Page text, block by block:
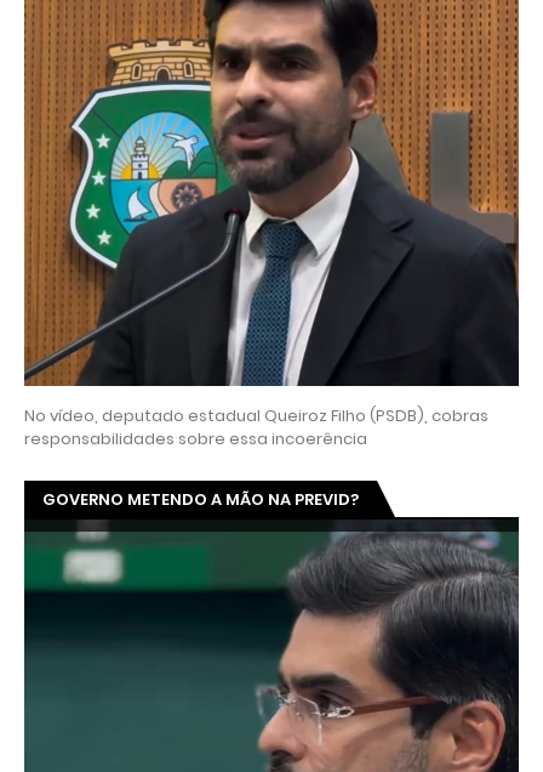
No vídeo, deputado estadual Queiroz Filho (PSDB), cobras
responsabilidades sobre essa incoerência
GOVERNO METENDO A MÃO NA PREVID?